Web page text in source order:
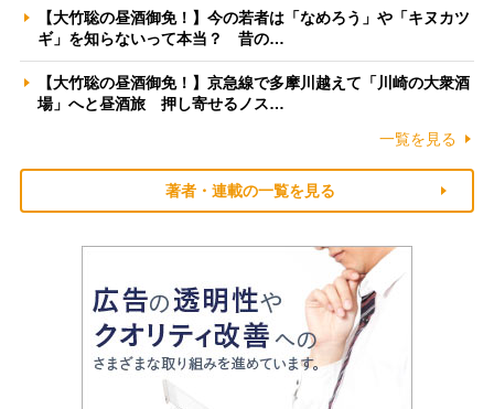
【大竹聡の昼酒御免！】今の若者は「なめろう」や「キヌカツ
ギ」を知らないって本当？ 昔の…
【大竹聡の昼酒御免！】京急線で多摩川越えて「川崎の大衆酒
場」へと昼酒旅 押し寄せるノス…
一覧を見る
著者・連載の一覧を見る